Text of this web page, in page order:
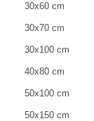
30x60 cm
30x70 cm
30x100 cm
40x80 cm
50x100 cm
50x150 cm